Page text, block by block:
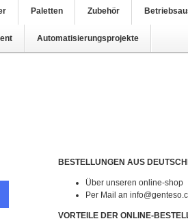
Paletten Zubehör
Automatisierungsprojekte
BESTELLUNGEN AUS
Über unseren online-shop
Per Mail an
VORTEILE DER ONLINE-